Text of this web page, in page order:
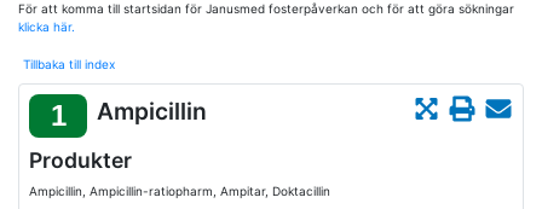
För att komma till startsidan för Janusmed fosterpåverkan och för att göra sökningar
klicka här.
Tillbaka till index
1 Ampicillin
Produkter
Ampicillin, Ampicillin-ratiopharm, Ampitar, Doktacillin